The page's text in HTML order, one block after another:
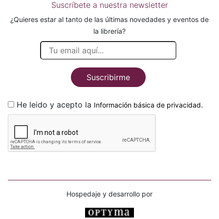
Suscríbete a nuestra newsletter
¿Quieres estar al tanto de las últimas novedades y eventos de
la librería?
Suscribirme
He leido y acepto la Información básica de privacidad.
Hospedaje y desarrollo por